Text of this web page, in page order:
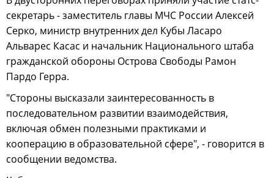
секретарь - заместитель главы МЧС России Алексей
Серко, министр внутренних дел Кубы Ласаро
Альварес Касас и начальник Национального штаба
гражданской обороны Острова Свободы Рамон
Пардо Герра.
"Стороны высказали заинтересованность в
последовательном развитии взаимодействия,
включая обмен полезными практиками и
кооперацию в образовательной сфере", - говорится в
сообщении ведомства.